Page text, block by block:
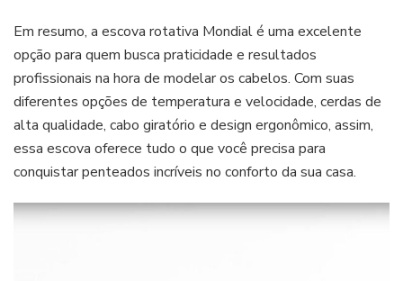
Em resumo, a escova rotativa Mondial é uma excelente
opção para quem busca praticidade e resultados
profissionais na hora de modelar os cabelos. Com suas
diferentes opções de temperatura e velocidade, cerdas de
alta qualidade, cabo giratório e design ergonômico, assim,
essa escova oferece tudo o que você precisa para
conquistar penteados incríveis no conforto da sua casa.